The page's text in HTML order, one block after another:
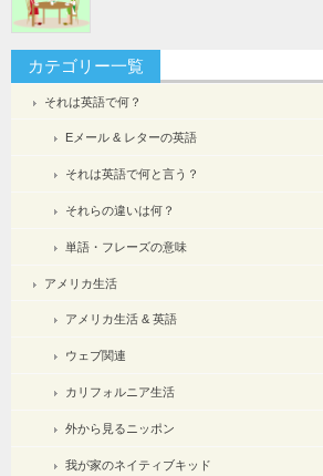
カテゴリー一覧
それは英語で何？
Eメール & レターの英語
それは英語で何と言う？
それらの違いは何？
単語・フレーズの意味
アメリカ生活
アメリカ生活 & 英語
ウェブ関連
カリフォルニア生活
外から見るニッポン
我が家のネイティブキッド